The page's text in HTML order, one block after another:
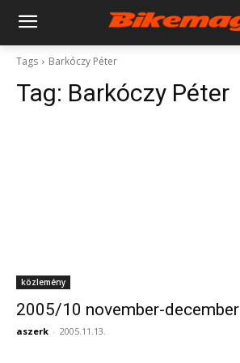
Tags Barkóczy Péter
Tag: Barkóczy Péter
közlemény
2005/10 november-december
aszerk - 2005.11.13.